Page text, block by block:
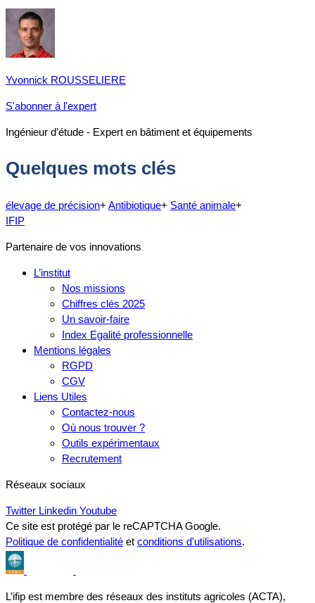
Yvonnick ROUSSELIERE
S'abonner à l'expert
Ingénieur d’étude - Expert en bâtiment et équipements
Quelques mots clés
élevage de précision+ Antibiotique+ Santé animale+
IFIP
Partenaire de vos innovations
L’institut
Nos missions
Chiffres clés 2025
Un savoir-faire
Index Egalité professionnelle
Mentions légales
RGPD
CGV
Liens Utiles
Contactez-nous
Où nous trouver ?
Outils expérimentaux
Recrutement
Réseaux sociaux
Twitter Linkedin Youtube
Ce site est protégé par le reCAPTCHA Google.
Politique de confidentialité et conditions d'utilisations.
L’ifip est membre des réseaux des instituts agricoles (ACTA),